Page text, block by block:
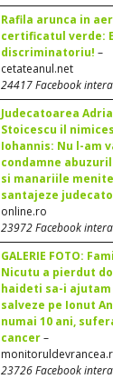
Rafila arunca in aer
certificatul verde:
discriminatoriu! –
cetateanul.net
24417 Facebook
Judecatoarea
Stoicescu il
Iohannis: Nu l-am
condamne
si manariile
santajeze
online.ro
23972 Facebook
GALERIE FOTO:
Nicutu a pierdut
haideti sa-i ajutam
salveze pe Ionut
numai 10 ani,
cancer–
23726 Facebook